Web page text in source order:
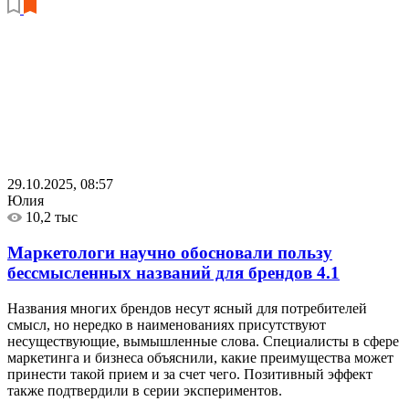
29.10.2025, 08:57
Юлия
10,2 тыс
Маркетологи научно обосновали пользу
бессмысленных названий для брендов 4.1
Названия многих брендов несут ясный для потребителей
смысл, но нередко в наименованиях присутствуют
несуществующие, вымышленные слова. Специалисты в сфере
маркетинга и бизнеса объяснили, какие преимущества может
принести такой прием и за счет чего. Позитивный эффект
также подтвердили в серии экспериментов.